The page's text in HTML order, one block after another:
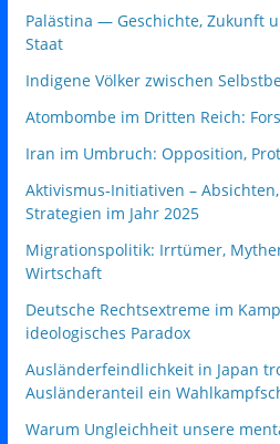
Palästina — Geschichte, Zukunft
Staat
Indigene Völker zwischen
Atombombe im Dritten Reich:
Iran im Umbruch: Opposition,
Aktivismus‑Initiativen –
Strategien im Jahr 2025
Migrationspolitik: Irrtümer,
Wirtschaft
Deutsche Rechtsextreme im
ideologisches Paradox
Ausländerfeindlichkeit in Japan
Ausländeranteil ein
Warum Ungleichheit unsere